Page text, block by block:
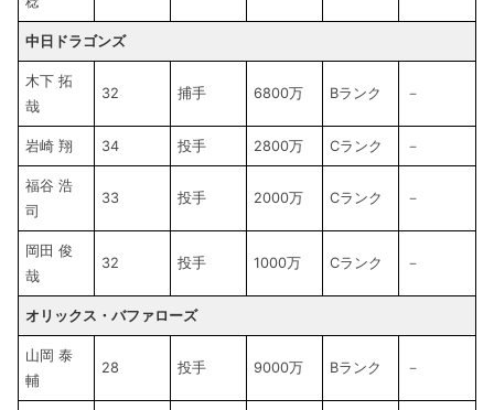
中日ドラゴンズ
木下 拓
哉
32 捕手 6800万 Bランク －
岩崎 翔 34 投手 2800万 Cランク －
福谷 浩
司
33 投手 2000万 Cランク －
岡田 俊
哉
32 投手 1000万 Cランク －
オリックス・バファローズ
山岡 泰
輔
28 投手 9000万 Bランク －